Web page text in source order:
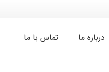
درباره ما تماس با ما